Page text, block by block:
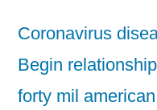
Coronavirus
Begin
forty mil